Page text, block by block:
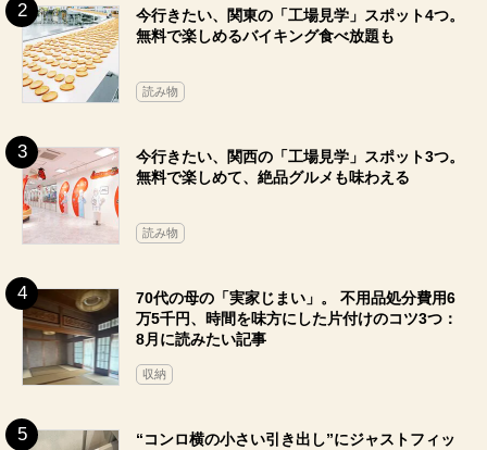
今行きたい、関東の「工場見学」スポット4つ。
無料で楽しめるバイキング食べ放題も
読み物
今行きたい、関西の「工場見学」スポット3つ。
無料で楽しめて、絶品グルメも味わえる
読み物
70代の母の「実家じまい」。 不用品処分費用6
万5千円、時間を味方にした片付けのコツ3つ：
8月に読みたい記事
収納
“コンロ横の小さい引き出し”にジャストフィッ